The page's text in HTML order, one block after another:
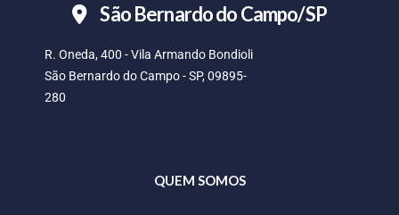
São Bernardo do Campo/SP
R. Oneda, 400 - Vila Armando Bondioli
São Bernardo do Campo - SP, 09895-
280
QUEM SOMOS